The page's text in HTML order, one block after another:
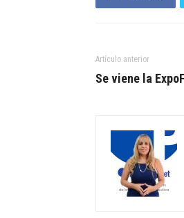
Artículo anterior
Se viene la